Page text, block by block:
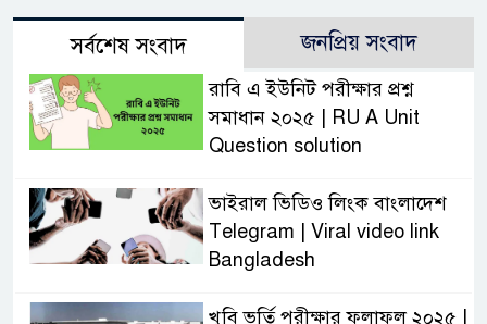
সর্বশেষ সংবাদ জনপ্রিয় সংবাদ
রাবি এ ইউনিট পরীক্ষার প্রশ্ন
সমাধান ২০২৫ | RU A Unit
Question solution
ভাইরাল ভিডিও লিংক বাংলাদেশ
Telegram | Viral video link
Bangladesh
খুবি ভর্তি পরীক্ষার ফলাফল ২০২৫ |